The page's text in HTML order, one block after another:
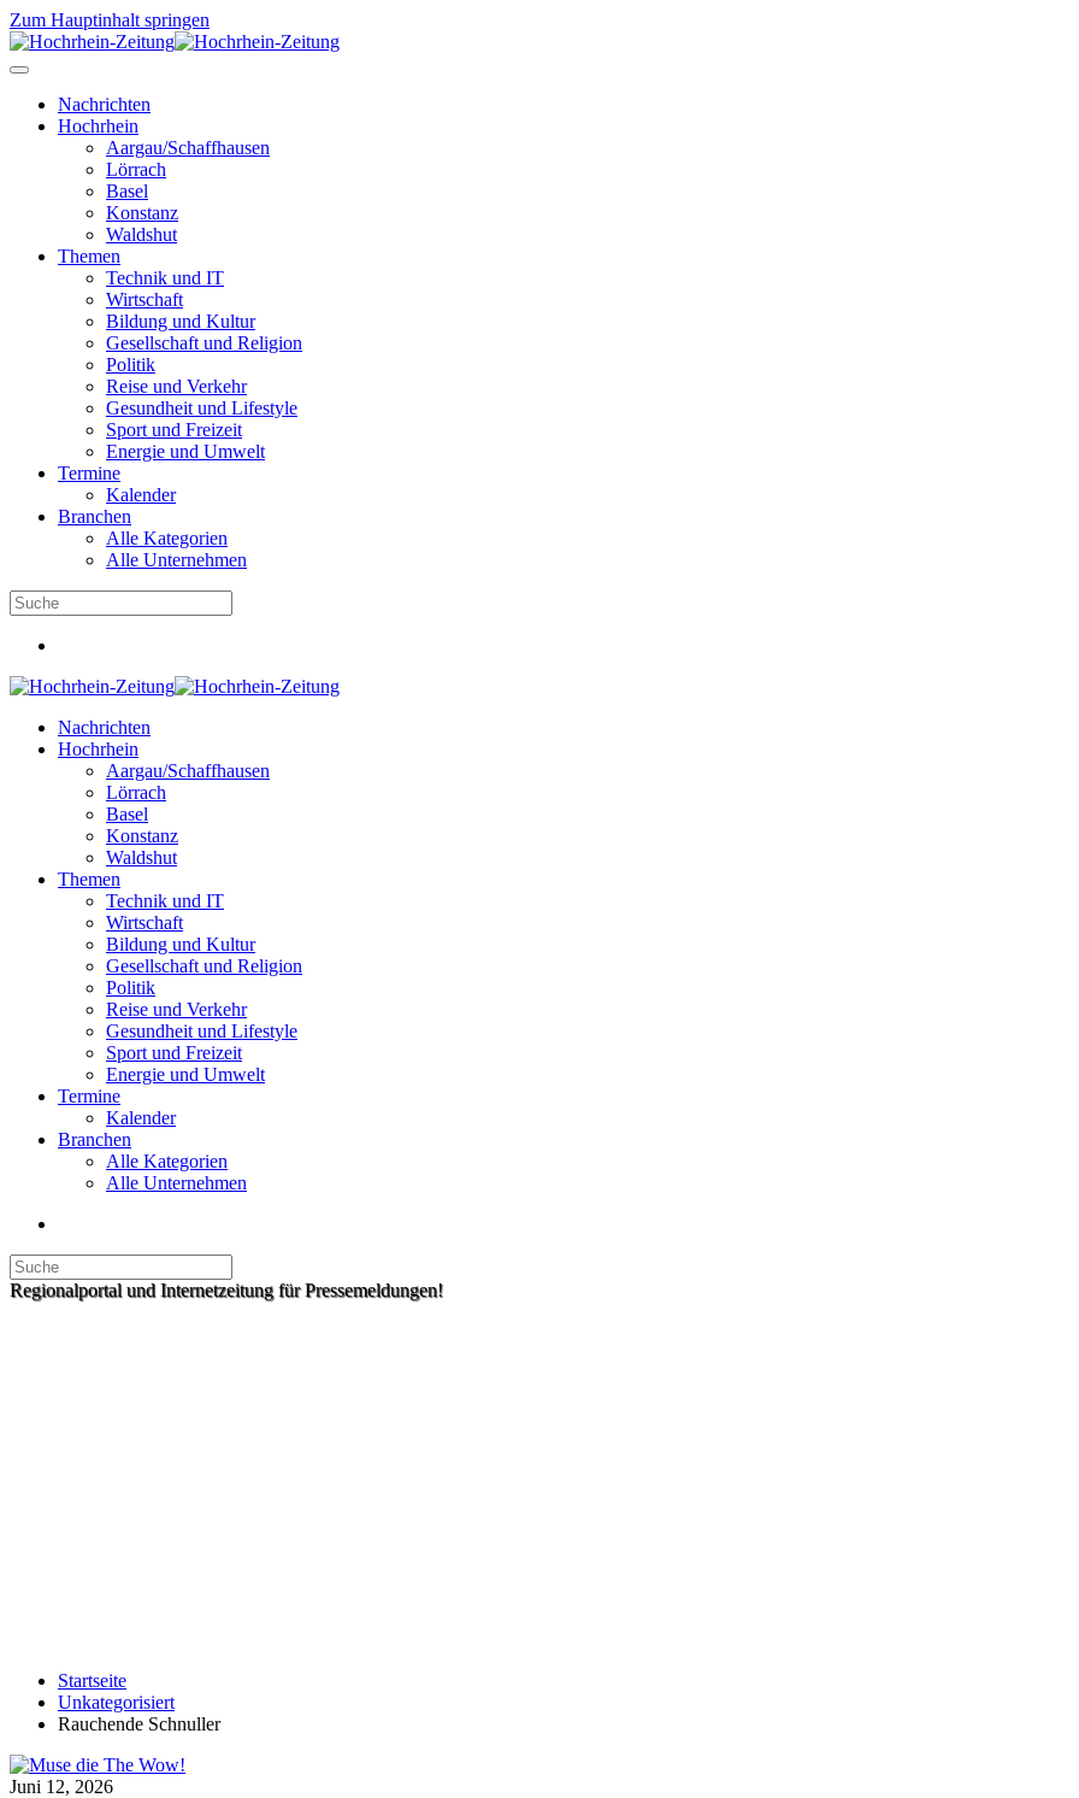
Zum Hauptinhalt springen
Nachrichten
Hochrhein
Aargau/Schaffhausen
Lörrach
Basel
Konstanz
Waldshut
Themen
Technik und IT
Wirtschaft
Bildung und Kultur
Gesellschaft und Religion
Politik
Reise und Verkehr
Gesundheit und Lifestyle
Sport und Freizeit
Energie und Umwelt
Termine
Kalender
Branchen
Alle Kategorien
Alle Unternehmen
Nachrichten
Hochrhein
Aargau/Schaffhausen
Lörrach
Basel
Konstanz
Waldshut
Themen
Technik und IT
Wirtschaft
Bildung und Kultur
Gesellschaft und Religion
Politik
Reise und Verkehr
Gesundheit und Lifestyle
Sport und Freizeit
Energie und Umwelt
Termine
Kalender
Branchen
Alle Kategorien
Alle Unternehmen
Regionalportal und Internetzeitung für Pressemeldungen!
Startseite
Unkategorisiert
Rauchende Schnuller
Juni 12, 2026